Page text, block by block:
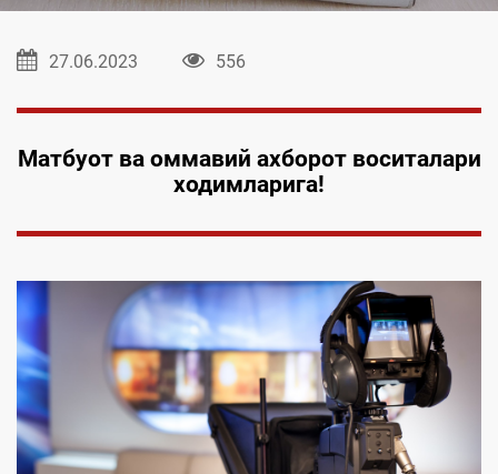
27.06.2023 556
Матбуот ва оммавий ахборот воситалари
ходимларига!